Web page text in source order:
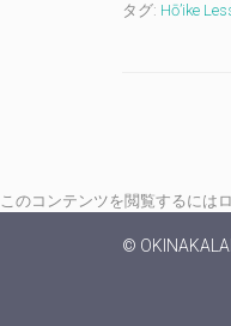
タグ: Hō’ike
このコンテンツを閲覧するには
©